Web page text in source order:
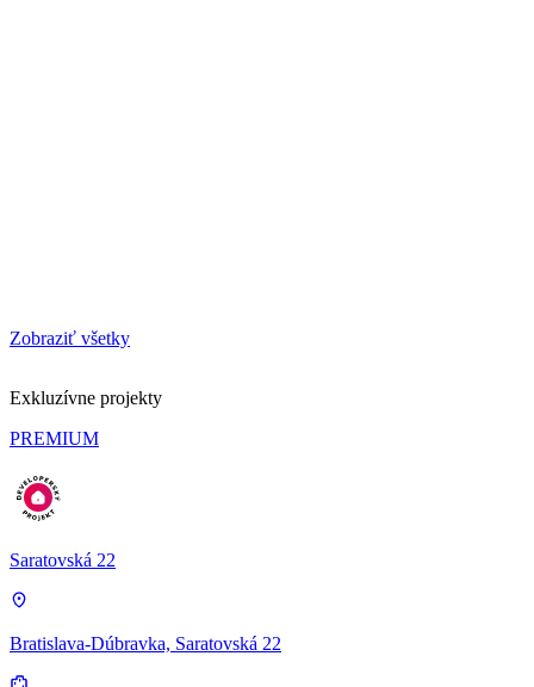
Zobraziť všetky
Exkluzívne projekty
PREMIUM
Saratovská 22
Bratislava-Dúbravka, Saratovská 22